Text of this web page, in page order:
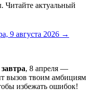
Читайте актуальный
9 августа 2026 →
, 8 апреля —
вызов твоим амбициям
избежать ошибок!